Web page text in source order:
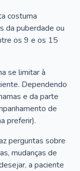
costuma
da puberdade ou
os 9 e os 15
se limitar à
Dependendo
e da parte
de
preferir).
perguntas sobre
mudanças de
a paciente